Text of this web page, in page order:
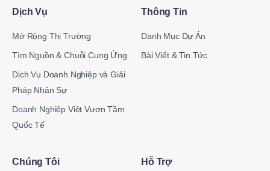
Dịch Vụ
Mở Rộng Thị Trường
Tìm Nguồn & Chuỗi Cung Ứng
Dịch Vụ Doanh Nghiệp và Giải
Pháp Nhân Sự
Doanh Nghiệp Việt Vươn Tầm
Quốc Tế
Thông Tin
Danh Mục Dự Án
Bài Viết & Tin Tức
Chúng Tôi Hỗ Trợ